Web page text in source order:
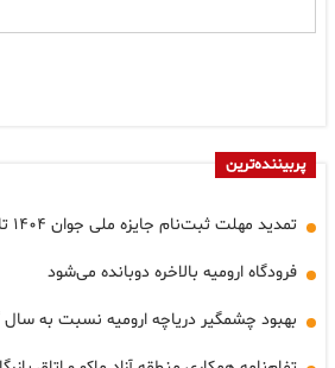
پربیننده‌ترین
تمدید مهلت ثبت‌نام جایزه ملی جوان ۱۴۰۴ تا ۱۶ مرداد
فرودگاه ارومیه بالاخره دوبانده می‌شود
بهبود چشمگیر دریاچه ارومیه نسبت به